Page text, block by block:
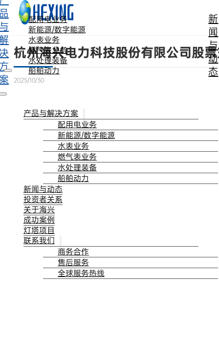
跳转到主要内容 跳转到页脚
配用电业务
新能源/数字能源
水表业务
燃气表业务
水处理装备
船舶动力
新
闻
与
动
态
产品与解决方案
配用电业务
新能源/数字能源
水表业务
燃气表业务
水处理装备
船舶动力
新闻与动态
投资者关系
关于海兴
成功案例
灯塔项目
联系我们
商务合作
售后服务
全球服务热线
杭州海兴电力科技股份有限公司股
2025/10/30